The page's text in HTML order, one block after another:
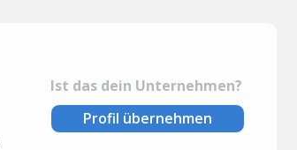
Ist das dein Unternehmen?
Profil übernehmen